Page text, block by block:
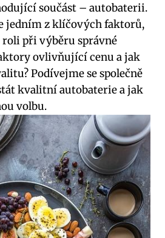
součást‍ – autobaterii.
⁣jedním‍ z klíčových faktorů,
při výběru​ správné
ovlivňující cenu a jak
Podívejme se společně
kvalitní autobaterie a jak
volbu.